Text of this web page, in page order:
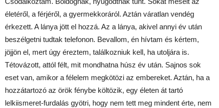
életéről, a férjéről, a gyermekkoráról. Aztán váratlan vendég
érkezett. A lánya jött el hozzá. Az a lánya, akivel annyi év után
beszélgetni tudtak telefonon. Bevallom, én hívtam és kértem,
jöjjön el, mert úgy éreztem, találkozniuk kell, ha utoljára is.
Tétovázott, attól félt, mit mondhatna húsz év után. Sajnos sok
eset van, amikor a félelem megkötözi az embereket. Aztán, ha a
hozzátartozó az örök fénybe költözik, egy életen át tartó
lelkiismeret-furdalás gyötri, hogy nem tett meg mindent érte, nem